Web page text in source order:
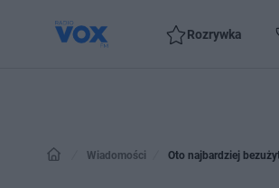
Rozrywka
Wiadomości Oto najbardziej